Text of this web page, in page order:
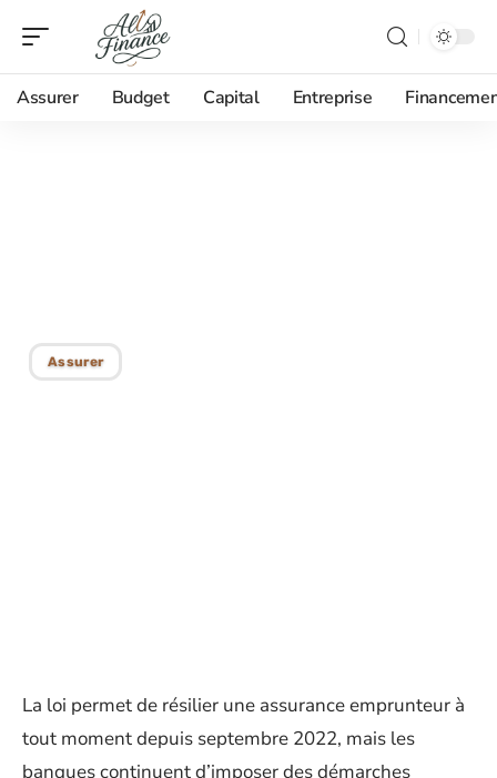
Assurer Budget Capital Entreprise
Assurer
La loi permet de résilier une assurance emprunteur à
tout moment depuis septembre 2022, mais les
banques continuent d’imposer des démarches